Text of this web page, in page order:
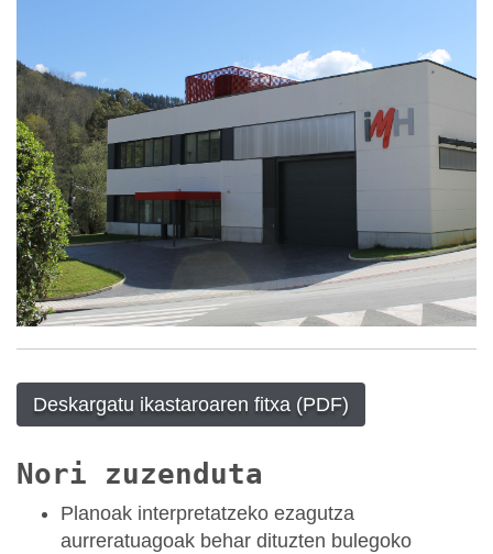
Deskargatu ikastaroaren fitxa (PDF)
Nori zuzenduta
Planoak interpretatzeko ezagutza
aurreratuagoak behar dituzten bulegoko